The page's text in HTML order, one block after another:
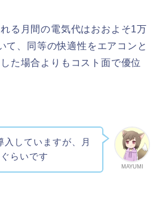
る月間の電気代はおおよそ1万
て、同等の快適性をエアコンと
た場合よりもコスト面で優位
MAYUMI
していますが、月
らいです